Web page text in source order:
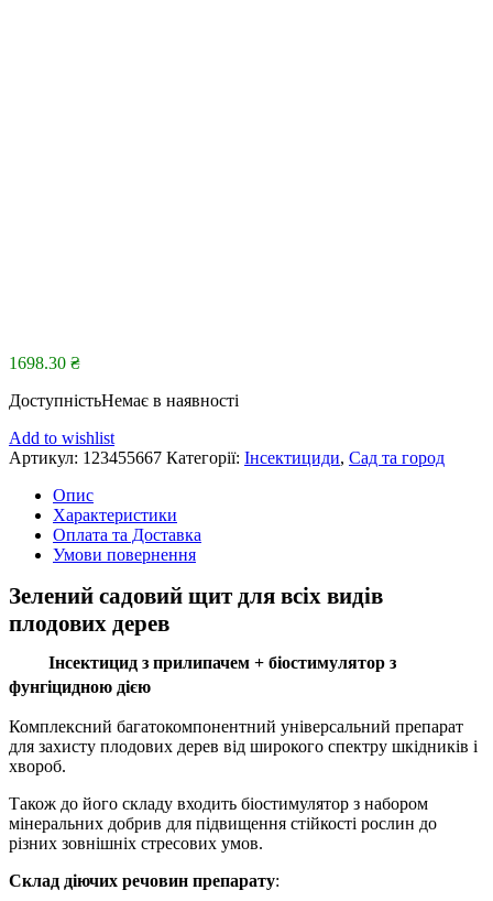
1698.30 ₴
ДоступністьНемає в наявності
Add to wishlist
Артикул: 123455667 Категорії: Інсектициди, Сад та город
Опис
Характеристики
Оплата та Доставка
Умови повернення
Зелений садовий щит для всіх видів
плодових дерев
Інсектицид з прилипачем + біостимулятор з
фунгіцидною дією
Комплексний багатокомпонентний універсальний препарат
для захисту плодових дерев від широкого спектру шкідників і
хвороб.
Також до його складу входить біостимулятор з набором
мінеральних добрив для підвищення стійкості рослин до
різних зовнішніх стресових умов.
Склад діючих речовин препарату: